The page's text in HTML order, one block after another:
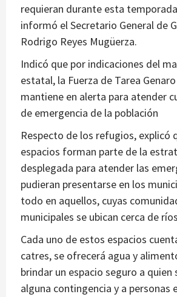
requieran durante esta
informó el Secretario General de
Rodrigo Reyes Mugüerza.
Indicó que por indicaciones del
estatal, la Fuerza de Tarea
mantiene en alerta para atender
de emergencia de la población
Respecto de los refugios, explicó
espacios forman parte de la
desplegada para atender las
pudieran presentarse en los
todo en aquellos, cuyas
municipales se ubican cerca de
Cada uno de estos espacios
catres, se ofrecerá agua y
brindar un espacio seguro a quien
alguna contingencia y a personas